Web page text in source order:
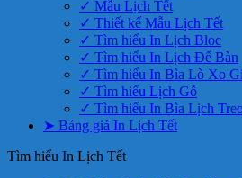
✓ Mẫu Lịch Tết
✓ Thiết kế Mẫu Lịch Tết
✓ Tìm hiểu In Lịch Bloc
✓ Tìm hiểu In Lịch Để Bàn
✓ Tìm hiểu In Bìa Lò Xo
✓ Tìm hiểu Lịch Gỗ
✓ Tìm hiểu In Bìa Lịch
➤ Bảng giá In Lịch Tết
Tìm hiểu In Lịch Tết